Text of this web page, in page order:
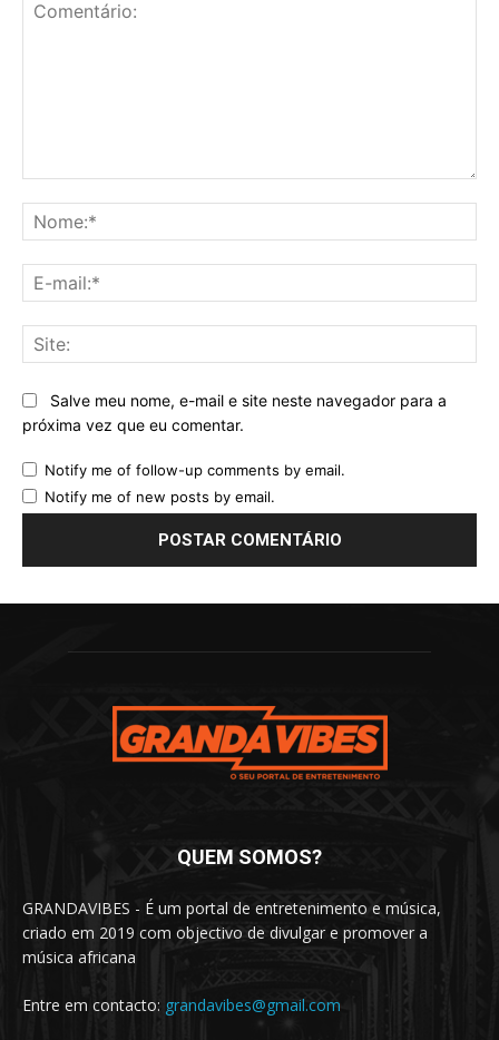
Salve meu nome, e-mail e site neste navegador para a
próxima vez que eu comentar.
Notify me of follow-up comments by email.
Notify me of new posts by email.
QUEM SOMOS?
GRANDAVIBES - É um portal de entretenimento e música,
criado em 2019 com objectivo de divulgar e promover a
música africana
Entre em contacto: grandavibes@gmail.com